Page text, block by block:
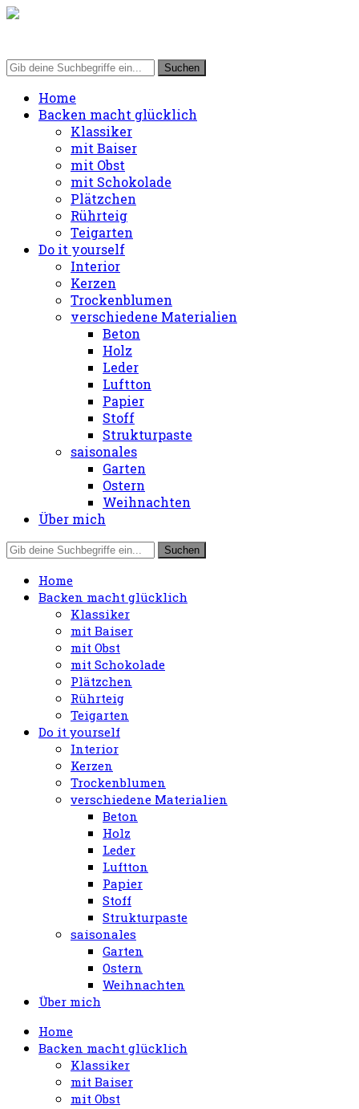
Home
Backen macht glücklich
Klassiker
mit Baiser
mit Obst
mit Schokolade
Plätzchen
Rührteig
Teigarten
Do it yourself
Interior
Kerzen
Trockenblumen
verschiedene Materialien
Beton
Holz
Leder
Luftton
Papier
Stoff
Strukturpaste
saisonales
Garten
Ostern
Weihnachten
Über mich
Home
Backen macht glücklich
Klassiker
mit Baiser
mit Obst
mit Schokolade
Plätzchen
Rührteig
Teigarten
Do it yourself
Interior
Kerzen
Trockenblumen
verschiedene Materialien
Beton
Holz
Leder
Luftton
Papier
Stoff
Strukturpaste
saisonales
Garten
Ostern
Weihnachten
Über mich
Home
Backen macht glücklich
Klassiker
mit Baiser
mit Obst